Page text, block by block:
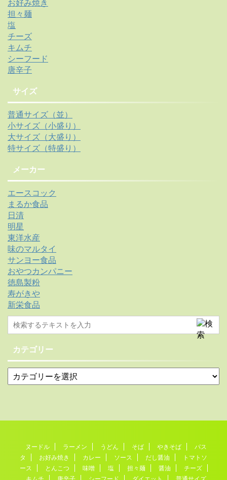
お好み焼き
担々麺
塩
チーズ
キムチ
シーフード
唐辛子
サイズ
普通サイズ（並）
小サイズ（小盛り）
大サイズ（大盛り）
特サイズ（特盛り）
メーカー
エースコック
まるか食品
日清
明星
東洋水産
味のマルタイ
サンヨー食品
おやつカンパニー
徳島製粉
寿がきや
新栄食品
カテゴリー
ヌードル ラーメン うどん そば やきそば
パス
タ
お好み焼き カレー ソース だし醤油
トマトソ
ース
とんこつ 味噌 塩 担々麺 醤油
チーズ